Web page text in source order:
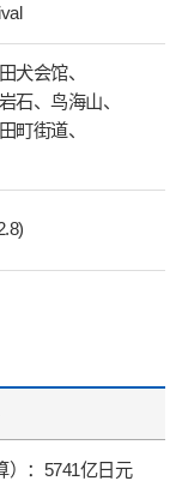
犬会馆、
石、鸟海山、
町街道、
）：5741亿日元